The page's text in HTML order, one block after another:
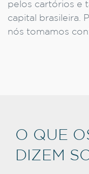
pelos cartórios e
capital brasileira.
nós tomamos
O QUE
DIZEM